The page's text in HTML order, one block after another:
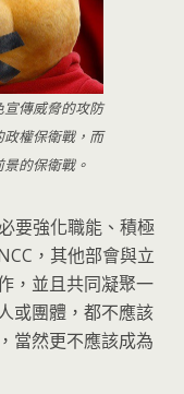
傳威脅的攻防
權保衛戰，而
的保衛戰。
要強化職能、積極
，其他部會與立
，並且共同凝聚一
或團體，都不應該
當然更不應該成為